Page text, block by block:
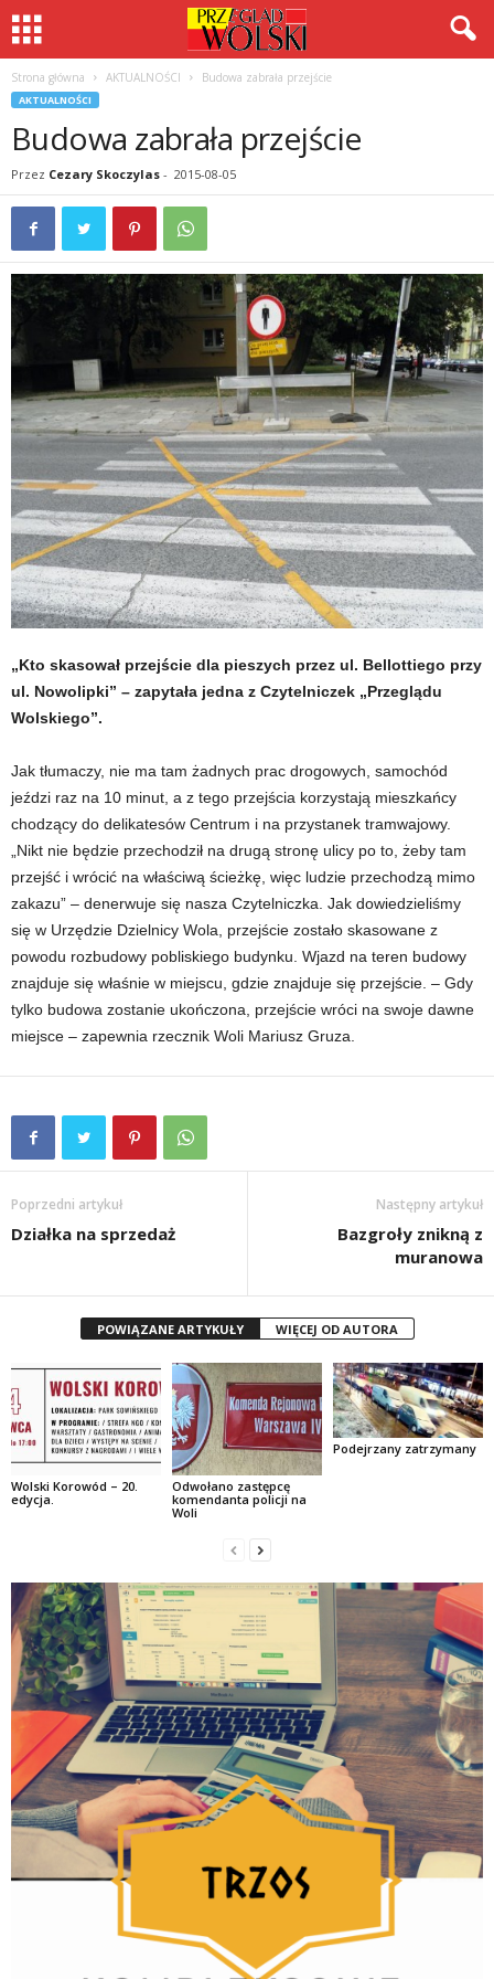
Strona główna AKTUALNOŚCI Budowa zabrała przejście
AKTUALNOŚCI
Budowa zabrała przejście
Przez Cezary Skoczylas - 2015-08-05
„Kto skasował przejście dla pieszych przez ul. Bellottiego przy
ul. Nowolipki” – zapytała jedna z Czytelniczek „Przeglądu
Wolskiego”.
Jak tłumaczy, nie ma tam żadnych prac drogowych, samochód
jeździ raz na 10 minut, a z tego przejścia korzystają mieszkańcy
chodzący do delikatesów Centrum i na przystanek tramwajowy.
„Nikt nie będzie przechodził na drugą stronę ulicy po to, żeby tam
przejść i wrócić na właściwą ścieżkę, więc ludzie przechodzą mimo
zakazu” – denerwuje się nasza Czytelniczka. Jak dowiedzieliśmy
się w Urzędzie Dzielnicy Wola, przejście zostało skasowane z
powodu rozbudowy pobliskiego budynku. Wjazd na teren budowy
znajduje się właśnie w miejscu, gdzie znajduje się przejście. – Gdy
tylko budowa zostanie ukończona, przejście wróci na swoje dawne
miejsce – zapewnia rzecznik Woli Mariusz Gruza.
Poprzedni artykuł
Działka na sprzedaż
Następny artykuł
Bazgroły znikną z
muranowa
POWIĄZANE ARTYKUŁY WIĘCEJ OD AUTORA
Wolski Korowód – 20.
edycja.
Odwołano zastępcę
komendanta policji na
Woli
Podejrzany zatrzymany